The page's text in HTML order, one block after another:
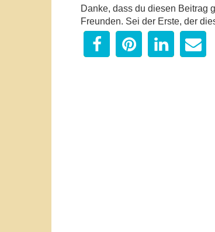
Danke, dass du diesen Beitrag
Freunden. Sei der Erste, der